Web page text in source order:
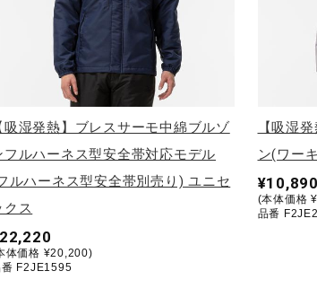
吸湿発熱】ブレスサーモ中綿ブルゾ
フルハーネス型安全帯対応モデル
ルハーネス型安全帯別売り) ユニセ
クス
体価格 ¥20,200)
番 F2JE1595
【吸湿
ン(ワー
¥10,890
(本体価格
品番